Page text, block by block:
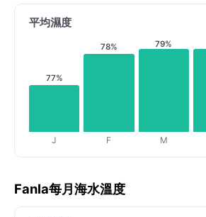
平均濕度
77%
J
78%
F
79%
M
Fanla每月海水溫度